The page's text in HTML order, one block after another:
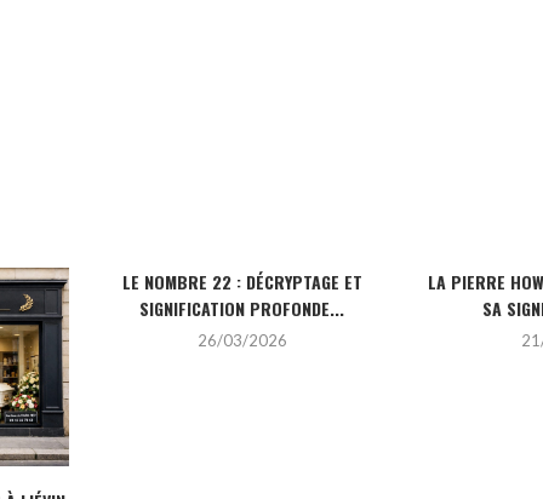
LE NOMBRE 22 : DÉCRYPTAGE ET
SIGNIFICATION PROFONDE...
26/03/2026
LA PIERRE
SA